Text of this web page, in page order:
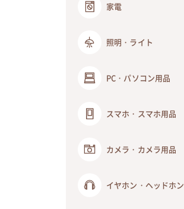
家電
照明・ライト
PC・パソコン用品
スマホ・スマホ用品
カメラ・カメラ用品
イヤホン・ヘッドホン